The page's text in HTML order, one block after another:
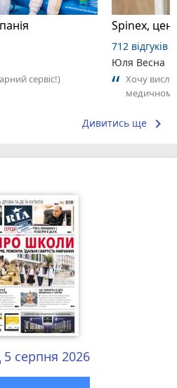
сервіс!)
Spinex,
712 відгуків
Юля Весна
Хочу
медичному
Дивитись ще keyboard_arrow_right
серпня 2026